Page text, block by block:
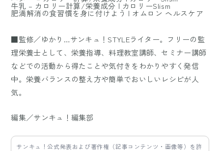
牛乳 – カロリー計算/栄養成分 | カロリーSlism
肥満解消の食習慣を身に付けよう | オムロン ヘルスケア
■監修／ゆかり…サンキュ！STYLEライター。フリーの監
理栄養士として、栄養指導、料理教室講師、セミナー講師
などでの活動から得たことや気付きをわかりやすく発信
中。栄養バランスの整え方や簡単でおいしいレシピが人
気。
編集／サンキュ！編集部
サンキュ！公式発表および著作権（記事コンテンツ・画像等）を許